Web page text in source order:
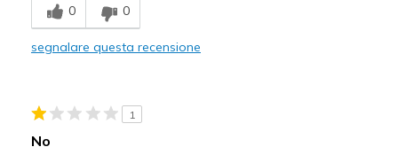
Bassa qualità
Bassa stabilità
Si consumano rapidamente
0 0
segnalare questa recensione
1
No